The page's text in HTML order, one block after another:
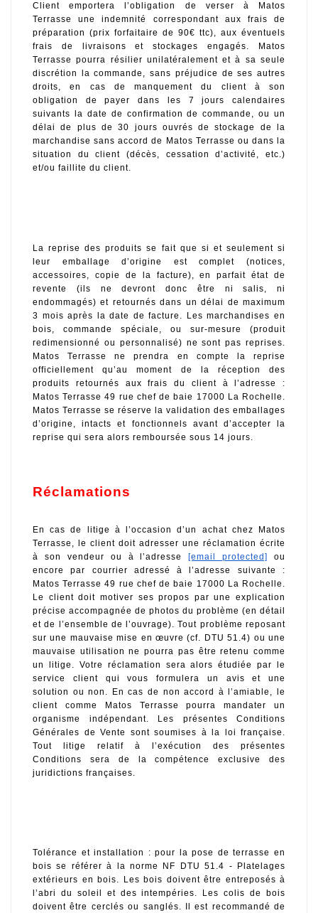
Client emportera l’obligation de verser à Matos
Terrasse une indemnité correspondant aux frais de
préparation (prix forfaitaire de 90€ ttc), aux éventuels
frais de livraisons et stockages engagés. Matos
Terrasse pourra résilier unilatéralement et à sa seule
discrétion la commande, sans préjudice de ses autres
droits, en cas de manquement du client à son
obligation de payer dans les 7 jours calendaires
suivants la date de confirmation de commande, ou un
délai de plus de 30 jours ouvrés de stockage de la
marchandise sans accord de Matos Terrasse ou dans la
situation du client (décès, cessation d’activité, etc.)
et/ou faillite du client.
La reprise des produits se fait que si et seulement si
leur emballage d’origine est complet (notices,
accessoires, copie de la facture), en parfait état de
revente (ils ne devront donc être ni salis, ni
endommagés) et retournés dans un délai de maximum
3 mois après la date de facture. Les marchandises en
bois, commande spéciale, ou sur-mesure (produit
redimensionné ou personnalisé) ne sont pas reprises.
Matos Terrasse ne prendra en compte la reprise
officiellement qu’au moment de la réception des
produits retournés aux frais du client à l’adresse :
Matos Terrasse 49 rue chef de baie 17000 La Rochelle.
Matos Terrasse se réserve la validation des emballages
d’origine, intacts et fonctionnels avant d’accepter la
reprise qui sera alors remboursée sous 14 jours.
Réclamations
En cas de litige à l’occasion d’un achat chez Matos
Terrasse, le client doit adresser une réclamation écrite
à son vendeur ou à l’adresse
[email protected]
ou
encore par courrier adressé à l’adresse suivante :
Matos Terrasse 49 rue chef de baie 17000 La Rochelle.
Le client doit motiver ses propos par une explication
précise accompagnée de photos du problème (en détail
et de l’ensemble de l’ouvrage). Tout problème reposant
sur une mauvaise mise en œuvre (cf. DTU 51.4) ou une
mauvaise utilisation ne pourra pas être retenu comme
un litige. Votre réclamation sera alors étudiée par le
service client qui vous formulera un avis et une
solution ou non. En cas de non accord à l’amiable, le
client comme Matos Terrasse pourra mandater un
organisme indépendant. Les présentes Conditions
Générales de Vente sont soumises à la loi française.
Tout litige relatif à l’exécution des présentes
Conditions sera de la compétence exclusive des
juridictions françaises.
Tolérance et installation : pour la pose de terrasse en
bois se référer à la norme NF DTU 51.4 - Platelages
extérieurs en bois. Les bois doivent être entreposés à
l’abri du soleil et des intempéries. Les colis de bois
doivent être cerclés ou sanglés. Il est recommandé de